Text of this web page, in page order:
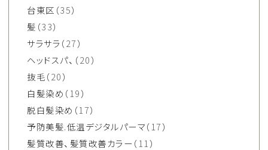
台東区 （35）
髪 （33）
サラサラ （27）
ヘッドスパ、 （20）
抜毛（20）
白髪染め （19）
脱白髪染め （17）
予防美髪.低温デジタルパーマ（17）
髪質改善、髪質改善カラー （11）